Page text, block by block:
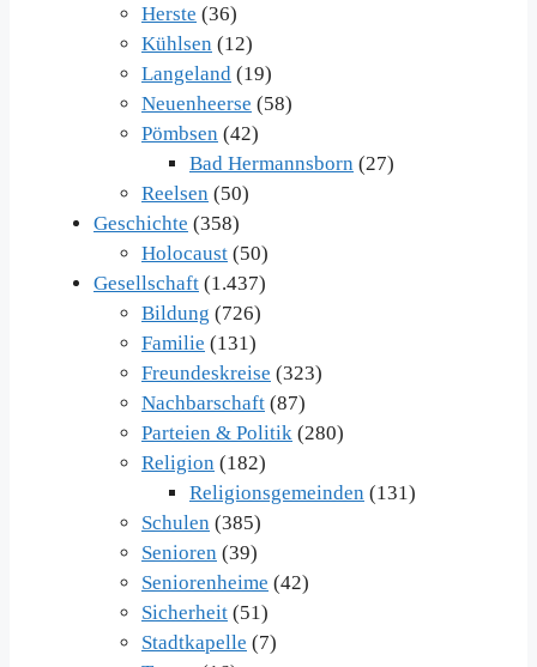
Herste (36)
Kühlsen (12)
Langeland (19)
Neuenheerse (58)
Pömbsen (42)
Bad Hermannsborn (27)
Reelsen (50)
Geschichte (358)
Holocaust (50)
Gesellschaft (1.437)
Bildung (726)
Familie (131)
Freundeskreise (323)
Nachbarschaft (87)
Parteien & Politik (280)
Religion (182)
Religionsgemeinden (131)
Schulen (385)
Senioren (39)
Seniorenheime (42)
Sicherheit (51)
Stadtkapelle (7)